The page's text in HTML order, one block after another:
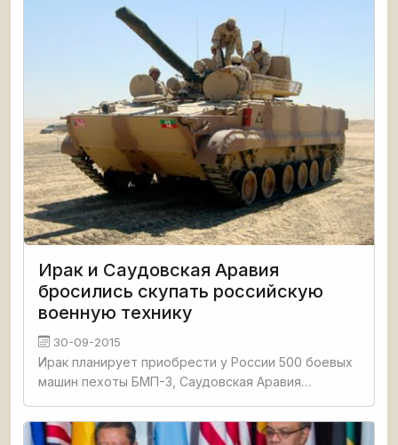
Ирак и Саудовская Аравия
бросились скупать российскую
военную технику
30-09-2015
Ирак планирует приобрести у России 500 боевых
машин пехоты БМП-3, Саудовская Аравия
вице-президент концерна «Тракторные заводы»